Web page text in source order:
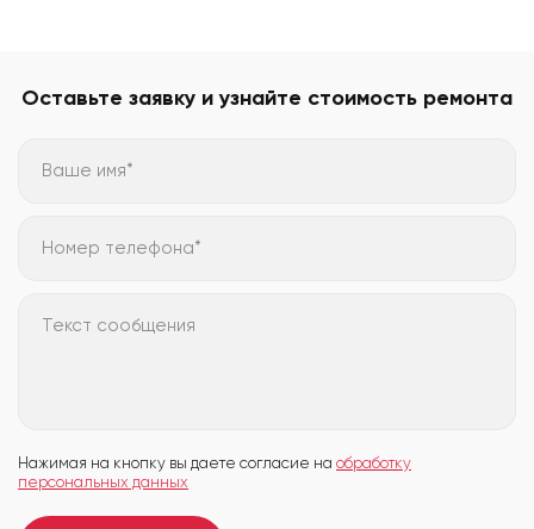
Оставьте заявку и узнайте стоимость ремонта
Ваше имя*
Номер телефона*
Текст сообщения
Нажимая на кнопку вы даете согласие на обработку
персональных данных